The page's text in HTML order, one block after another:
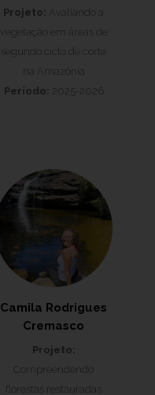
Projeto: Avaliando a
vegetação em áreas de
segundo ciclo de corte
na Amazônia
Período: 2025-2026
Camila Rodrigues
Cremasco
Projeto:
Compreendendo
florestas restauradas